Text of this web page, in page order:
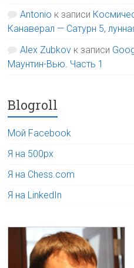
Antonio к записи
Канаверал — Сатурн 5,
Alex Zubkov к записи
Маунтин-Вью. Часть 1
Blogroll
Мой Facebook
Я на 500px
Я на Chess.com
Я на LinkedIn